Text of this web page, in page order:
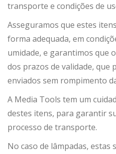
transporte e condições de
Asseguramos que estes
forma adequada, em
umidade, e garantimos que
dos prazos de validade, que
enviados sem rompimento
A Media Tools tem um
destes itens, para garantir
processo de transporte.
No caso de lâmpadas, estas